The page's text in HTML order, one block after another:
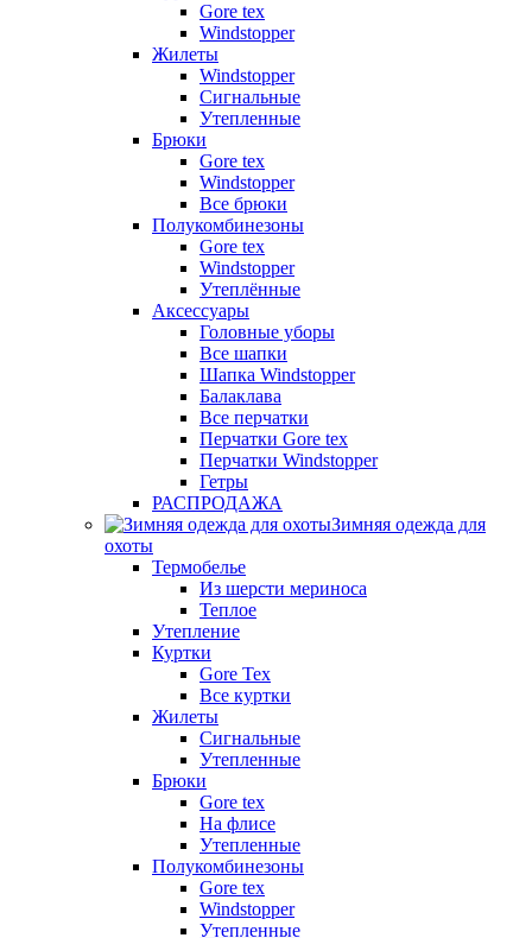
Gore tex
Windstopper
Жилеты
Windstopper
Сигнальные
Утепленные
Брюки
Gore tex
Windstopper
Все брюки
Полукомбинезоны
Gore tex
Windstopper
Утеплённые
Аксессуары
Головные уборы
Все шапки
Шапка Windstopper
Балаклава
Все перчатки
Перчатки Gore tex
Перчатки Windstopper
Гетры
РАСПРОДАЖА
Зимняя одежда для
охоты
Термобелье
Из шерсти мериноса
Теплое
Утепление
Куртки
Gore Tex
Все куртки
Жилеты
Сигнальные
Утепленные
Брюки
Gore tex
На флисе
Утепленные
Полукомбинезоны
Gore tex
Windstopper
Утепленные